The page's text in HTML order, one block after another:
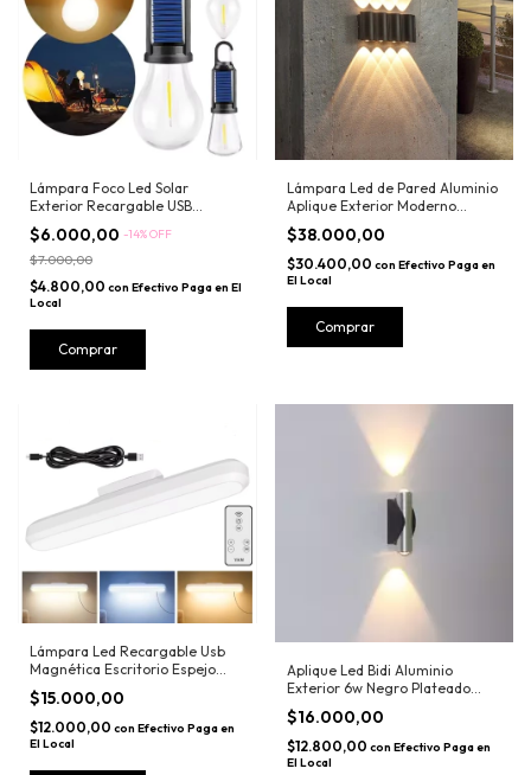
Lámpara Foco Led Solar
Exterior Recargable USB
Colgante
$6.000,00 -14%OFF
$7.000,00
$4.800,00 con Efectivo Paga en El
Local
Lámpara Led de Pared Aluminio
Aplique Exterior Moderno
Decoración
$38.000,00
$30.400,00 con Efectivo Paga en
El Local
Comprar
Lámpara Led Recargable Usb
Magnética Escritorio Espejo
42cm
$15.000,00
$12.000,00 con Efectivo Paga en
El Local
Aplique Led Bidi Aluminio
Exterior 6w Negro Plateado
Moderno
$16.000,00
$12.800,00 con Efectivo Paga en
El Local